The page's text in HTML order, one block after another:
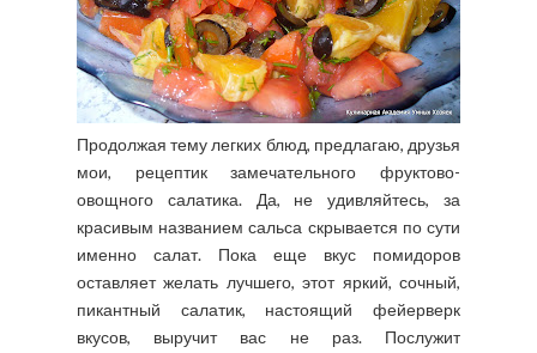
Продолжая тему легких блюд, предлагаю, друзья
мои, рецептик замечательного фруктово-
овощного салатика. Да, не удивляйтесь, за
красивым названием сальса скрывается по сути
именно салат. Пока еще вкус помидоров
оставляет желать лучшего, этот яркий, сочный,
пикантный салатик, настоящий фейерверк
вкусов, выручит вас не раз. Послужит